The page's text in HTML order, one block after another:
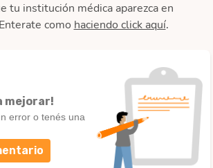
tu institución médica aparezca en
como haciendo click aquí.
mejorar!
error o tenés una